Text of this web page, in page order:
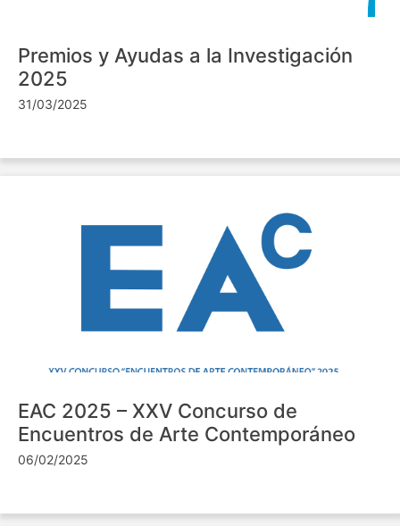
Premios y Ayudas a la Investigación
2025
31/03/2025
EAC 2025 – XXV Concurso de
Encuentros de Arte Contemporáneo
06/02/2025